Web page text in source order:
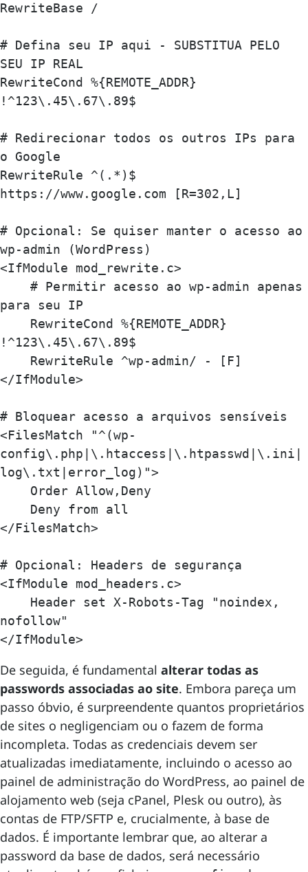
RewriteBase /
# Defina seu IP aqui - SUBSTITUA PELO
SEU IP REAL
RewriteCond %{REMOTE_ADDR}
!^123\.45\.67\.89$
# Redirecionar todos os outros IPs para
o Google
RewriteRule ^(.*)$
https://www.google.com [R=302,L]
# Opcional: Se quiser manter o acesso ao
wp-admin (WordPress)
<IfModule mod_rewrite.c>
para seu IP
!^123\.45\.67\.89$
</IfModule>
# Bloquear acesso a arquivos sensíveis
<FilesMatch "^(wp-
config\.php|\.htaccess|\.htpasswd|\.ini|
log\.txt|error_log)">
</FilesMatch>
# Opcional: Headers de segurança
<IfModule mod_headers.c>
nofollow"
</IfModule>
De seguida, é fundamental alterar todas as
passwords associadas ao site. Embora pareça um
passo óbvio, é surpreendente quantos proprietários
de sites o negligenciam ou o fazem de forma
incompleta. Todas as credenciais devem ser
atualizadas imediatamente, incluindo o acesso ao
painel de administração do WordPress, ao painel de
alojamento web (seja cPanel, Plesk ou outro), às
contas de FTP/SFTP e, crucialmente, à base de
dados. É importante lembrar que, ao alterar a
password da base de dados, será necessário